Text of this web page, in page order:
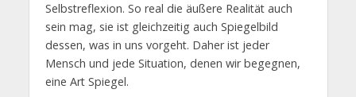
Selbstreflexion. So real die äußere Realität auch
sein mag, sie ist gleichzeitig auch Spiegelbild
dessen, was in uns vorgeht. Daher ist jeder
Mensch und jede Situation, denen wir begegnen,
eine Art Spiegel.